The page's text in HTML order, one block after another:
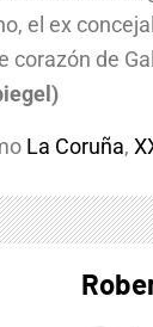
el ex
corazón de
La Coruña,